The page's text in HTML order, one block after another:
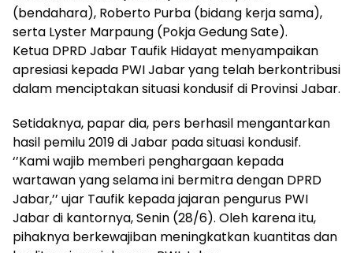
(bendahara), Roberto Purba (bidang kerja sama),
serta Lyster Marpaung (Pokja Gedung Sate).
Ketua DPRD Jabar Taufik Hidayat menyampaikan
apresiasi kepada PWI Jabar yang telah berkontribusi
dalam menciptakan situasi kondusif di Provinsi Jabar.
Setidaknya, papar dia, pers berhasil mengantarkan
hasil pemilu 2019 di Jabar pada situasi kondusif.
‘’Kami wajib memberi penghargaan kepada
wartawan yang selama ini bermitra dengan DPRD
Jabar,’’ ujar Taufik kepada jajaran pengurus PWI
Jabar di kantornya, Senin (28/6). Oleh karena itu,
pihaknya berkewajiban meningkatkan kuantitas dan